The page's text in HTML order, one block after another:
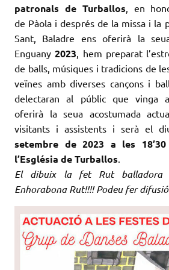
patronals de Turballos , en
de Pàola i després de la missa i la
Sant, Baladre ens oferirà la
Enguany2023 , hem preparat
de balls, músiques i tradicions de
veïnes amb diverses cançons i
delectaran al públic que vinga a
oferirà la seua acostumada
visitants i assistents i serà el
setembre de 2023 a les 18′
l’Església de Turballos
El dibuix la fet Rut balladora
Enhorabona Rut!!!! Podeu fer